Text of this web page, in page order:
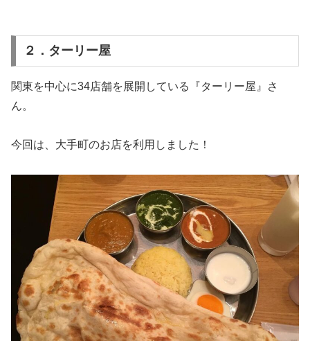
２．ターリー屋
関東を中心に34店舗を展開している『ターリー屋』さ
ん。
今回は、大手町のお店を利用しました！